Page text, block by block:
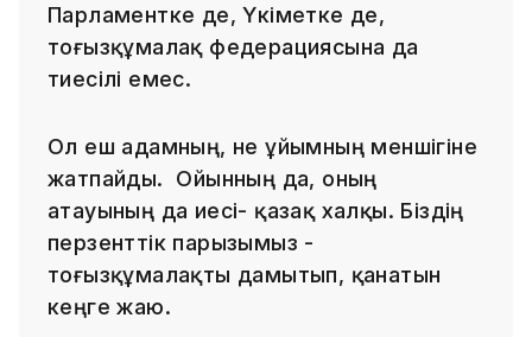
Парламентке де, Үкіметке де,
тоғызқұмалақ федерациясына да
тиесілі емес.
Ол еш адамның, не ұйымның меншігіне
жатпайды. Ойынның да, оның
атауының да иесі- қазақ халқы. Біздің
перзенттік парызымыз -
тоғызқұмалақты дамытып, қанатын
кеңге жаю.